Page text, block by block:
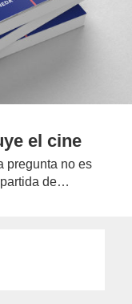
el cine
pregunta no es
partida de…